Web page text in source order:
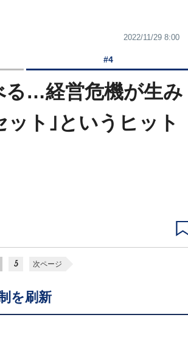
2022/11/29 8:00
#4
る…経営危機が生み
ト｣というヒット
5 次ページ
を刷新